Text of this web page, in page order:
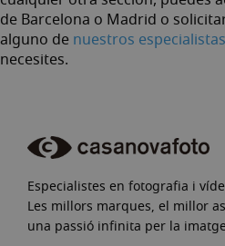
de Barcelona o Madrid o
alguno de nuestros especialistas
necesites.
Especialistes en fotografia i
Les millors marques, el millor
una passió infinita per la